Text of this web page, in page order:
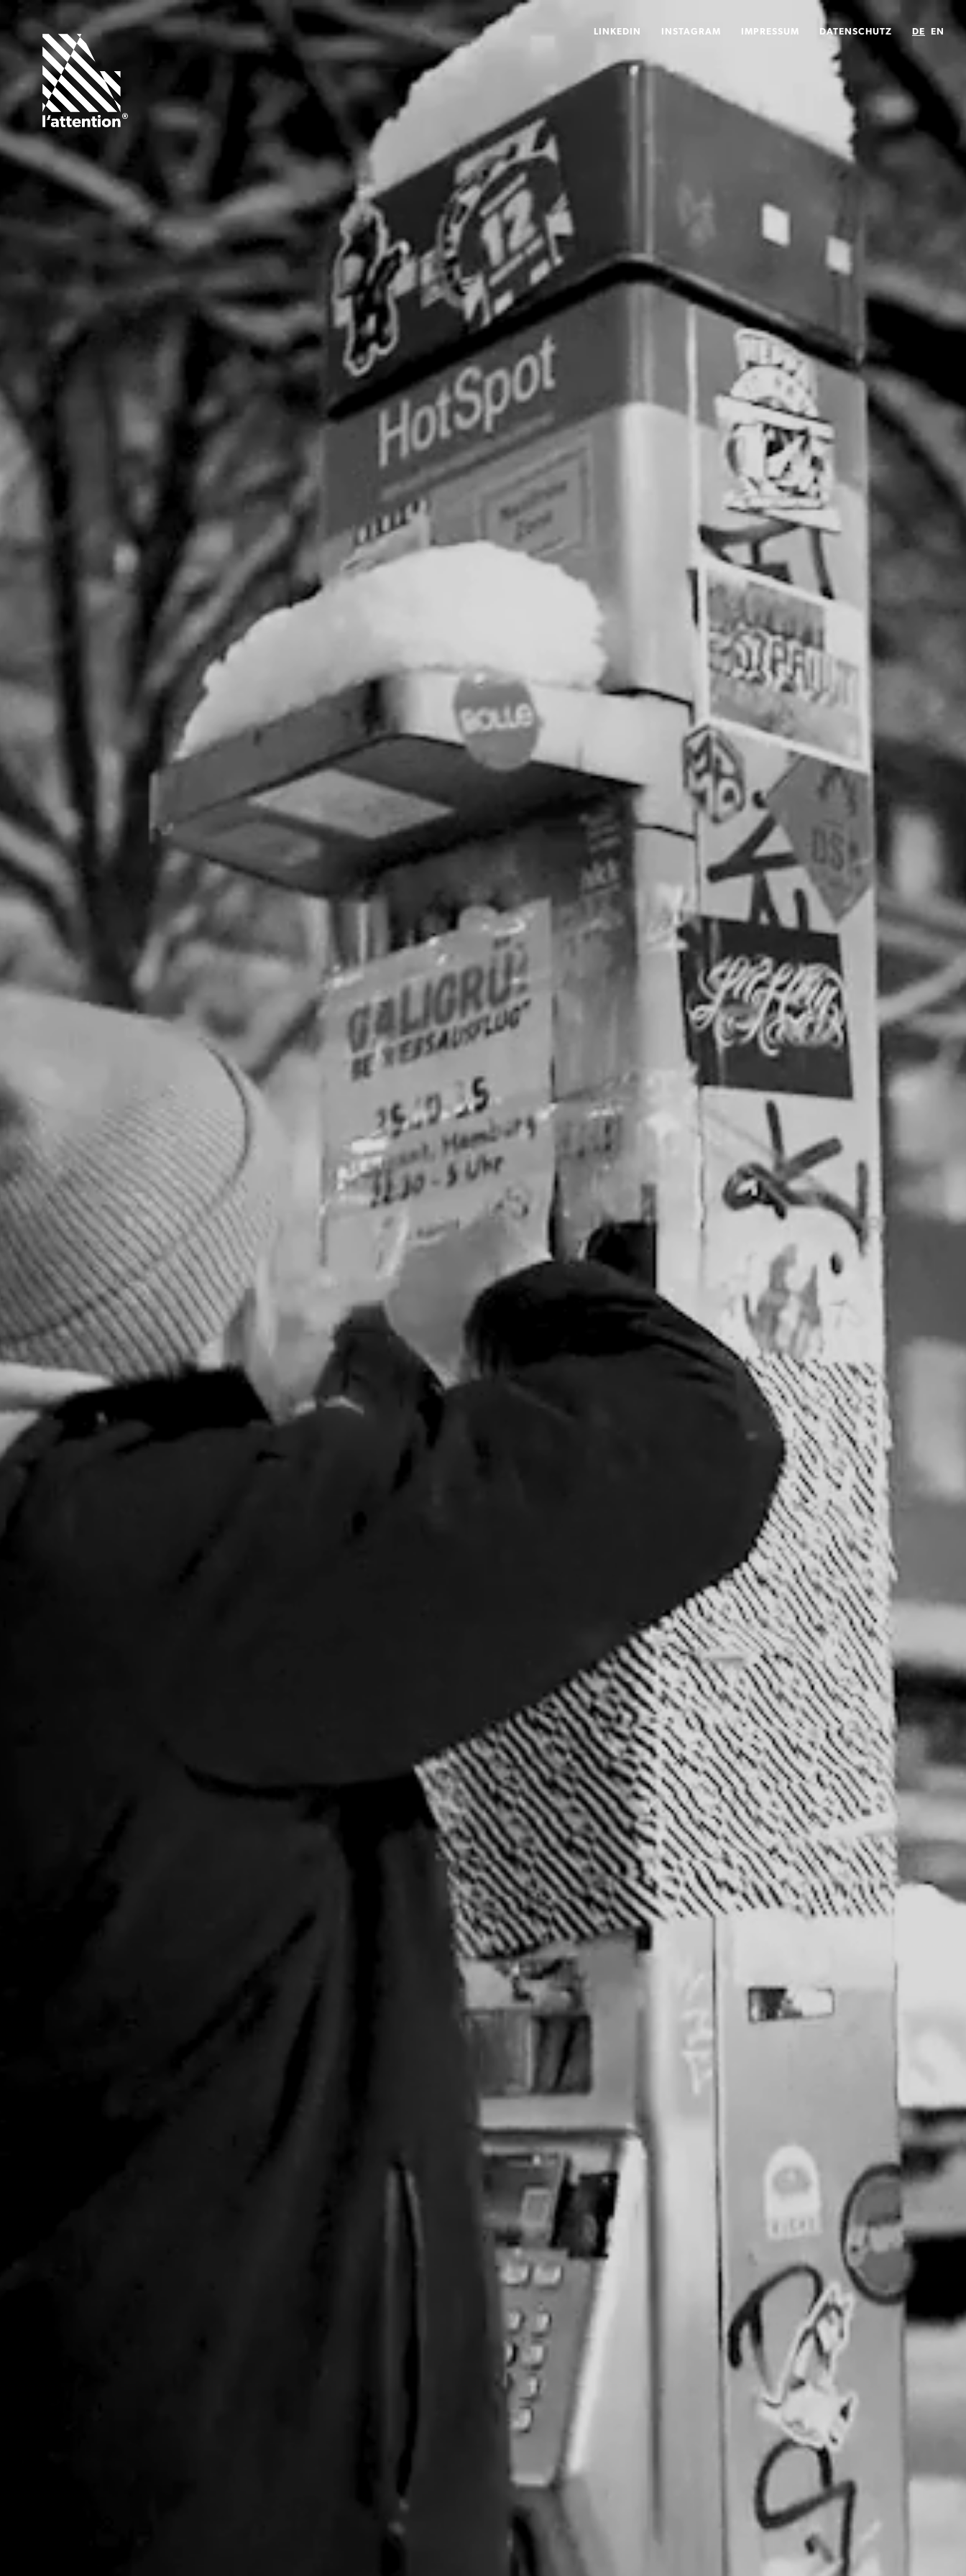
LINKEDIN INSTAGRAM IMPRESSUM DATENSCHUTZ DE EN